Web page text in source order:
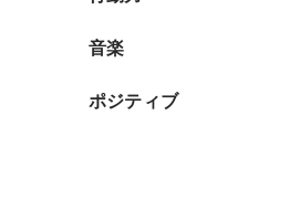
音楽
ポジティブ